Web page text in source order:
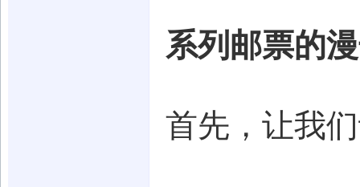
系列邮票的
首先，让我